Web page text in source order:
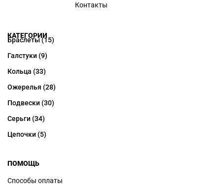
Контакты
КАТЕГОРИИ
Браслеты(15)
Галстуки (9)
Кольца (33)
Ожерелья (28)
Подвески (30)
Серьги (34)
Цепочки (5)
ПОМОЩЬ
Способы оплаты